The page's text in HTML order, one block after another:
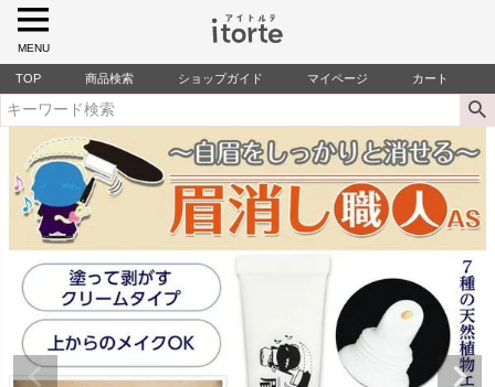
MENU
TOP 商品検索 ショップガイド マイページ カート